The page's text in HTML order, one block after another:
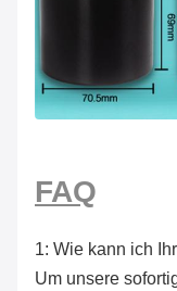
FAQ
1: Wie kann ich
Um unsere